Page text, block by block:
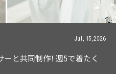
Jul, 15,2026
ーと共同制作! 週5で着たく